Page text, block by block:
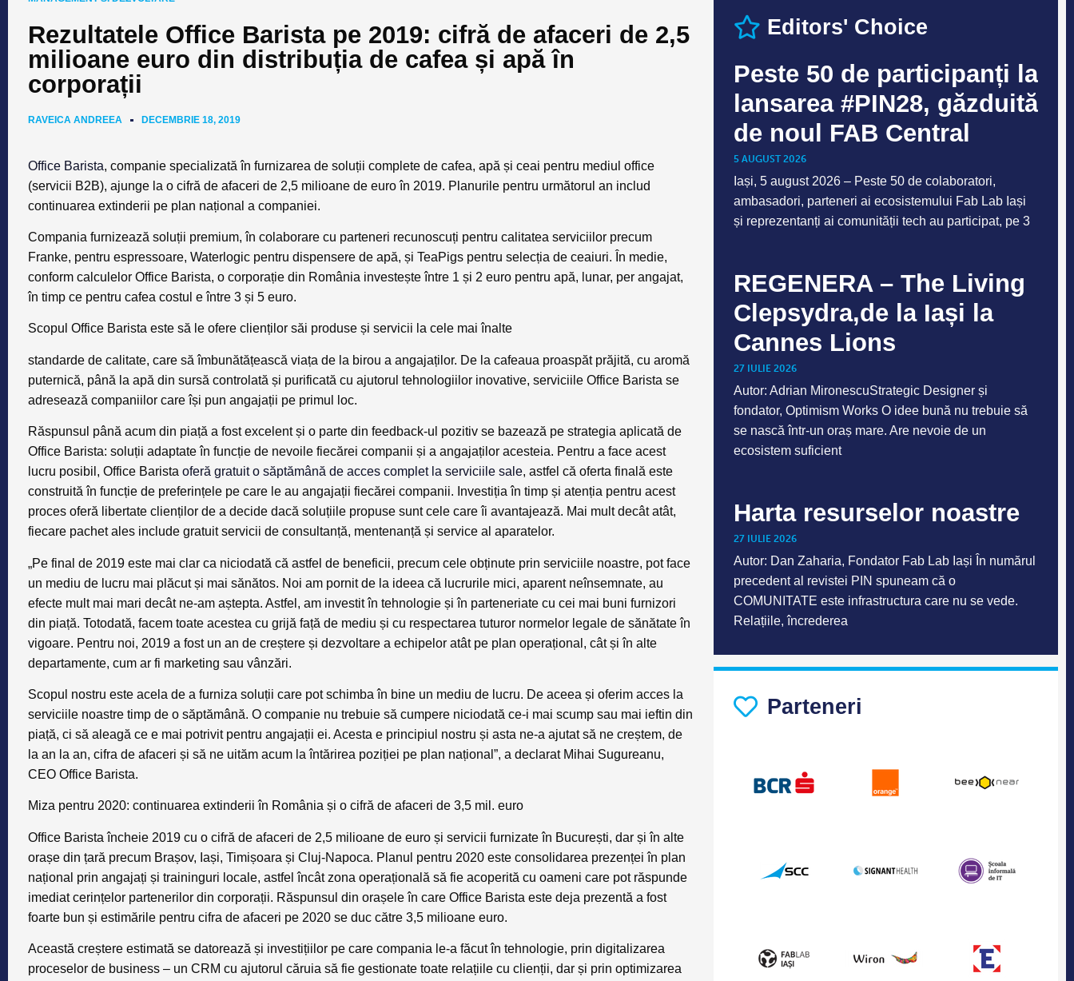
Rezultatele Office Barista pe 2019: cifră de afaceri de 2,5
milioane euro din distribuția de cafea și apă în
corporații
RAVEICA ANDREEA DECEMBRIE 18, 2019
Office Barista, companie specializată în furnizarea de soluții complete de cafea, apă și ceai pentru mediul office
(servicii B2B), ajunge la o cifră de afaceri de 2,5 milioane de euro în 2019. Planurile pentru următorul an includ
continuarea extinderii pe plan național a companiei.
Compania furnizează soluții premium, în colaborare cu parteneri recunoscuți pentru calitatea serviciilor precum
Franke, pentru espressoare, Waterlogic pentru dispensere de apă, și TeaPigs pentru selecția de ceaiuri. În medie,
conform calculelor Office Barista, o corporație din România investește între 1 și 2 euro pentru apă, lunar, per angajat,
în timp ce pentru cafea costul e între 3 și 5 euro.
Scopul Office Barista este să le ofere clienților săi produse și servicii la cele mai înalte
standarde de calitate, care să îmbunătățească viața de la birou a angajaților. De la cafeaua proaspăt prăjită, cu aromă
puternică, până la apă din sursă controlată și purificată cu ajutorul tehnologiilor inovative, serviciile Office Barista se
adresează companiilor care își pun angajații pe primul loc.
Răspunsul până acum din piață a fost excelent și o parte din feedback-ul pozitiv se bazează pe strategia aplicată de
Office Barista: soluții adaptate în funcție de nevoile fiecărei companii și a angajaților acesteia. Pentru a face acest
lucru posibil, Office Barista oferă gratuit o săptămână de acces complet la serviciile sale, astfel că oferta finală este
construită în funcție de preferințele pe care le au angajații fiecărei companii. Investiția în timp și atenția pentru acest
proces oferă libertate clienților de a decide dacă soluțiile propuse sunt cele care îi avantajează. Mai mult decât atât,
fiecare pachet ales include gratuit servicii de consultanță, mentenanță și service al aparatelor.
„Pe final de 2019 este mai clar ca niciodată că astfel de beneficii, precum cele obținute prin serviciile noastre, pot face
un mediu de lucru mai plăcut și mai sănătos. Noi am pornit de la ideea că lucrurile mici, aparent neînsemnate, au
efecte mult mai mari decât ne-am aștepta. Astfel, am investit în tehnologie și în parteneriate cu cei mai buni furnizori
din piață. Totodată, facem toate acestea cu grijă față de mediu și cu respectarea tuturor normelor legale de sănătate în
vigoare. Pentru noi, 2019 a fost un an de creștere și dezvoltare a echipelor atât pe plan operațional, cât și în alte
departamente, cum ar fi marketing sau vânzări.
Scopul nostru este acela de a furniza soluții care pot schimba în bine un mediu de lucru. De aceea și oferim acces la
serviciile noastre timp de o săptămână. O companie nu trebuie să cumpere niciodată ce-i mai scump sau mai ieftin din
piață, ci să aleagă ce e mai potrivit pentru angajații ei. Acesta e principiul nostru și asta ne-a ajutat să ne creștem, de
la an la an, cifra de afaceri și să ne uităm acum la întărirea poziției pe plan național”, a declarat Mihai Sugureanu,
CEO Office Barista.
Miza pentru 2020: continuarea extinderii în România și o cifră de afaceri de 3,5 mil. euro
Office Barista încheie 2019 cu o cifră de afaceri de 2,5 milioane de euro și servicii furnizate în București, dar și în alte
orașe din țară precum Brașov, Iași, Timișoara și Cluj-Napoca. Planul pentru 2020 este consolidarea prezenței în plan
național prin angajați și traininguri locale, astfel încât zona operațională să fie acoperită cu oameni care pot răspunde
imediat cerințelor partenerilor din corporații. Răspunsul din orașele în care Office Barista este deja prezentă a fost
foarte bun și estimările pentru cifra de afaceri pe 2020 se duc către 3,5 milioane euro.
Această creștere estimată se datorează și investițiilor pe care compania le-a făcut în tehnologie, prin digitalizarea
proceselor de business – un CRM cu ajutorul căruia să fie gestionate toate relațiile cu clienții, dar și prin optimizarea
Editors' Choice
Peste 50 de participanți la
lansarea #PIN28, găzduită
de noul FAB Central
5 AUGUST 2026
Iași, 5 august 2026 – Peste 50 de colaboratori,
ambasadori, parteneri ai ecosistemului Fab Lab Iași
și reprezentanți ai comunității tech au participat, pe 3
REGENERA – The Living
Clepsydra,de la Iași la
Cannes Lions
27 IULIE 2026
Autor: Adrian MironescuStrategic Designer și
fondator, Optimism Works O idee bună nu trebuie să
se nască într-un oraș mare. Are nevoie de un
ecosistem suficient
Harta resurselor noastre
27 IULIE 2026
Autor: Dan Zaharia, Fondator Fab Lab Iași În numărul
precedent al revistei PIN spuneam că o
COMUNITATE este infrastructura care nu se vede.
Relațiile, încrederea
Parteneri